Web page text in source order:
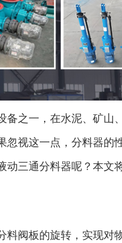
之一，在水泥、矿山
视这一点，分料器的
三通分料器呢？本文
阀板的旋转，实现对